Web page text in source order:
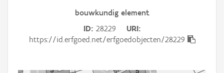
bouwkundig element
ID 28229
URI
https://id.erfgoed.net/erfgoedobjecten/28229